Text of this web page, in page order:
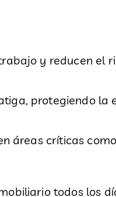
y reducen el
protegiendo la
áreas críticas
todos los